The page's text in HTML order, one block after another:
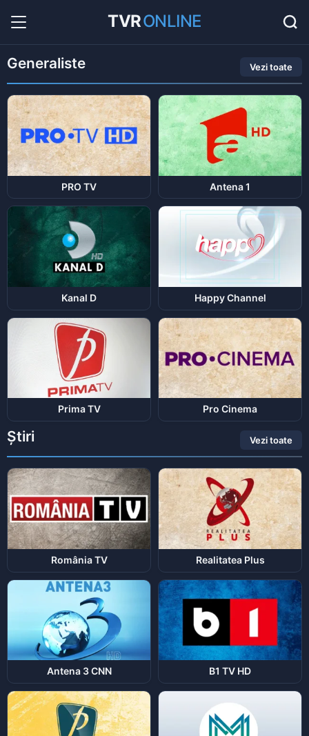
TVRONLINE 36
Favorite 0
Generaliste Vezi toate
PRO TV Antena 1
Kanal D Happy Channel
Prima TV Pro Cinema
Știri Vezi toate
România TV Realitatea Plus
Antena 3 CNN B1 TV HD